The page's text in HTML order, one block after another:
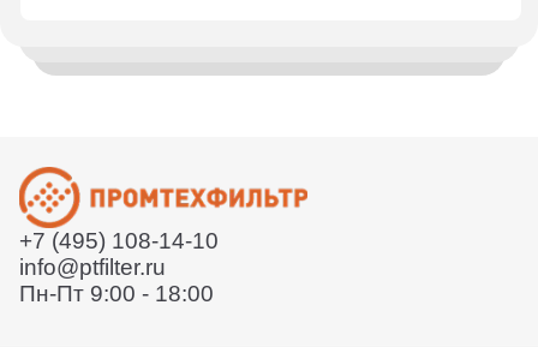
Отправит заказ курьерской службой или вы сможете
забрать его с нашего склада (самовывоз)
Предоставление гарантии, подписание закрывающих
документов
воспользоваться услугами удобной вам курьерской
+7 (495) 108-14-10
info@ptfilter.ru
Пн-Пт 9:00 - 18:00